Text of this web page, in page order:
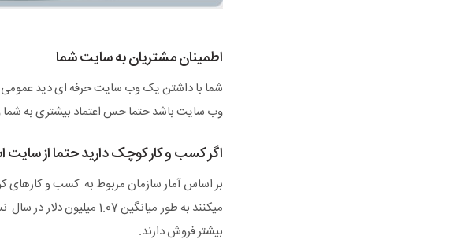
اطمینان مشتریان به سایت شما
شما با داشتن یک وب سایت حرفه ای دید عمومی
وب سایت باشد حتما حس اعتماد بیشتری به شما
اگر کسب و کار کوچک دارید حتما از سایت
بر اساس آمار سازمان مربوط به کسب و
بیشتر فروش دارند.